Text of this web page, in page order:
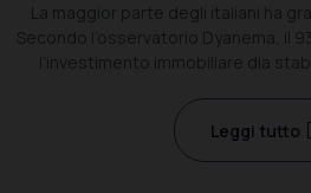
La maggior parte degli italiani ha
Secondo l’osservatorio Dyanema, il
l’investimento immobiliare dia
Leggi tutto